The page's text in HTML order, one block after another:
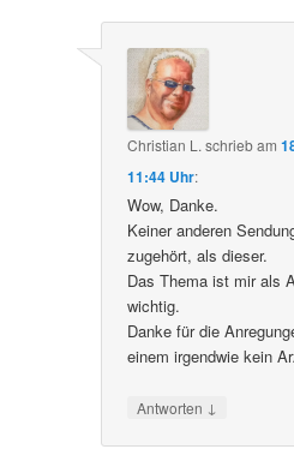
Christian L.schriebam
11:44 Uhr:
Wow, Danke.
Keiner anderen
zugehört, als dieser.
Das Thema ist mir als
wichtig.
Danke für die
einem irgendwie kein
Antworten ↓